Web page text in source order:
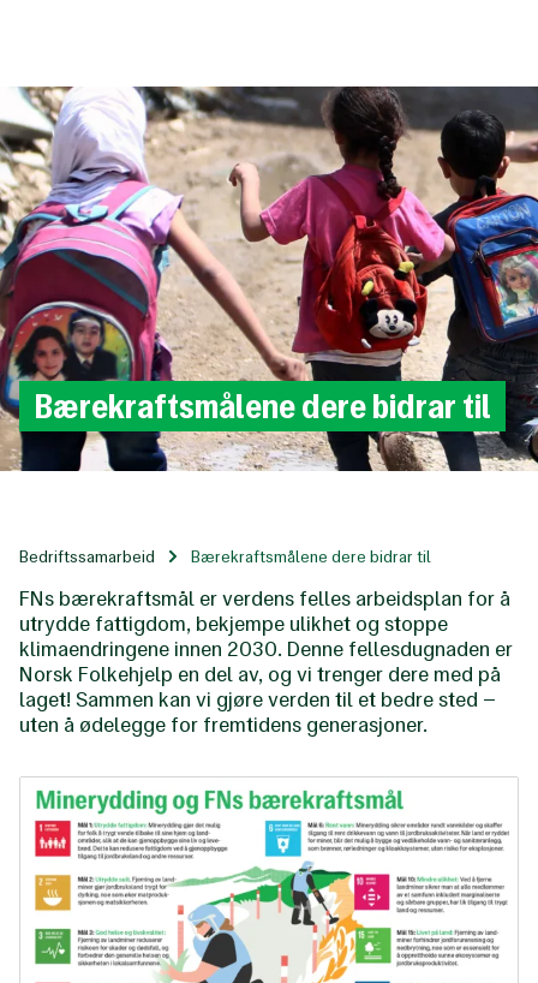
Bærekraftsmålenederebidrar til
Bedriftssamarbeid Bærekraftsmålene dere bidrar til
FNs bærekraftsmål er verdens felles arbeidsplan for å
utrydde fattigdom, bekjempe ulikhet og stoppe
klimaendringene innen 2030. Denne fellesdugnaden er
Norsk Folkehjelp en del av, og vi trenger dere med på
laget! Sammen kan vi gjøre verden til et bedre sted –
uten å ødelegge for fremtidens generasjoner.